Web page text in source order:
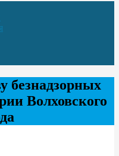
безнадзорных
Волховского